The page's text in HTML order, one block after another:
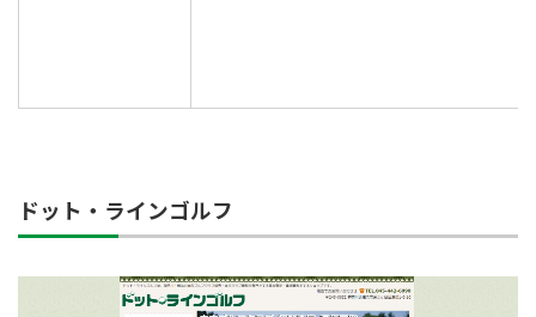
ドット・ラインゴルフ